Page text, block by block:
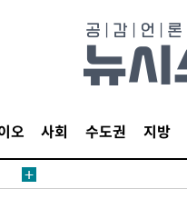
오 사회 수도권 지방